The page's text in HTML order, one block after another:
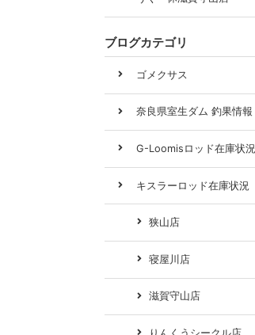
ブログカテゴリ
ゴメクサス
奈良県室生ダム 釣果情報
G-Loomisロッド在庫状況
キスラーロッド在庫状況
狭山店
寝屋川店
滋賀守山店